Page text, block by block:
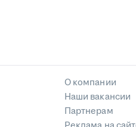
О компании
Наши вакансии
Партнерам